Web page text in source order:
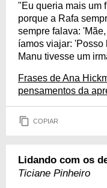
"Eu queria mais um
porque a Rafa
sempre falava:
íamos viajar: 'Posso
Manu tivesse um
Frases de Ana
pensamentos da
COPIAR
Lidando com os
Ticiane Pinheiro